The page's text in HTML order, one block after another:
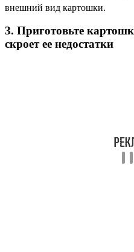
внешний вид картошки.
3. Приготовьте
скроет ее недостатки